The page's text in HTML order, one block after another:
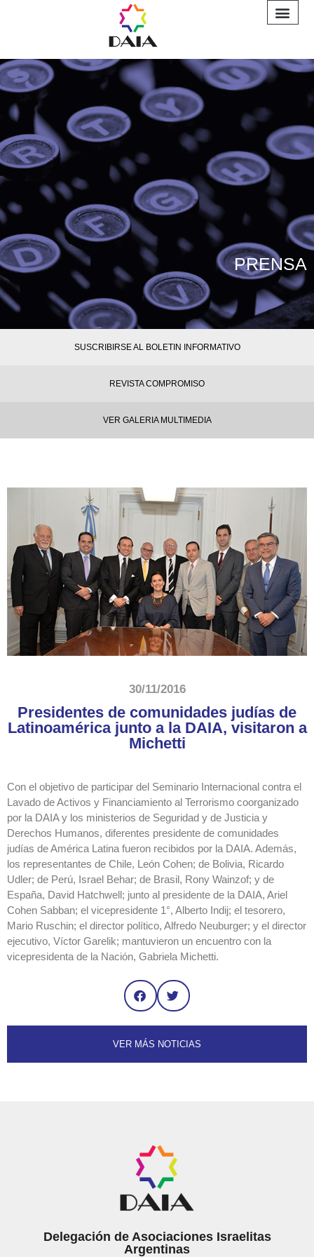
PRENSA
SUSCRIBIRSE AL BOLETIN INFORMATIVO
REVISTA COMPROMISO
VER GALERIA MULTIMEDIA
30/11/2016
Presidentes de comunidades judías de
Latinoamérica junto a la DAIA, visitaron a
Michetti
Con el objetivo de participar del Seminario Internacional contra el
Lavado de Activos y Financiamiento al Terrorismo coorganizado
por la DAIA y los ministerios de Seguridad y de Justicia y
Derechos Humanos, diferentes presidente de comunidades
judías de América Latina fueron recibidos por la DAIA. Además,
los representantes de Chile, León Cohen; de Bolivia, Ricardo
Udler; de Perú, Israel Behar; de Brasil, Rony Wainzof; y de
España, David Hatchwell; junto al presidente de la DAIA, Ariel
Cohen Sabban; el vicepresidente 1°, Alberto Indij; el tesorero,
Mario Ruschin; el director político, Alfredo Neuburger; y el director
ejecutivo, Víctor Garelik; mantuvieron un encuentro con la
vicepresidenta de la Nación, Gabriela Michetti.
VER MÁS NOTICIAS
Delegación de Asociaciones Israelitas
Argentinas